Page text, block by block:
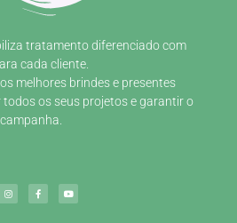
tratamento diferenciado com
cada cliente.
melhores brindes e presentes
os seus projetos e garantir o